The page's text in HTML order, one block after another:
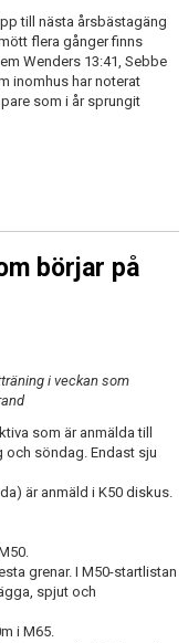
till nästa årsbästagäng
flera gånger finns
Wenders 13:41, Sebbe
inomhus har noterat
som i år sprungit
börjar på
i veckan som
som är anmälda till
och söndag. Endast sju
är anmäld i K50 diskus.
grenar. I M50-startlistan
spjut och
i M65.